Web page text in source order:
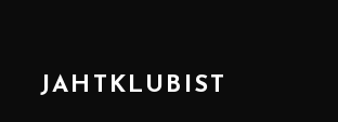
JAHTKLUBIST